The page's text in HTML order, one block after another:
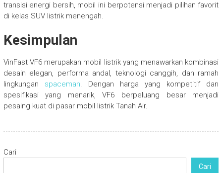
transisi energi bersih, mobil ini berpotensi menjadi pilihan favorit
di kelas SUV listrik menengah.
Kesimpulan
VinFast VF6 merupakan mobil listrik yang menawarkan kombinasi
desain elegan, performa andal, teknologi canggih, dan ramah
lingkungan spaceman. Dengan harga yang kompetitif dan
spesifikasi yang menarik, VF6 berpeluang besar menjadi
pesaing kuat di pasar mobil listrik Tanah Air.
Cari
Cari